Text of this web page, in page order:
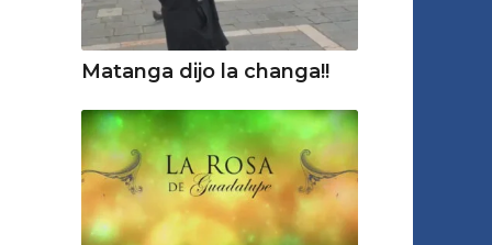
Matanga dijo la changa!!